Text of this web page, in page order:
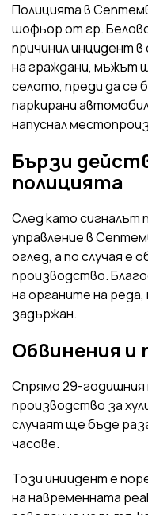
Полицията в
шофьор от гр.
причинил инцидент в
на граждани, мъжът
селото, преди да се
паркирани
напуснал
Бързи
полицията
След като сигналът
управление в
оглед, а по случая е
производство.
на органите на
задържан.
Обвинения и
Спрямо 29-годишния
производство за
случаят ще бъде
часове.
Този инцидент е
на навременната